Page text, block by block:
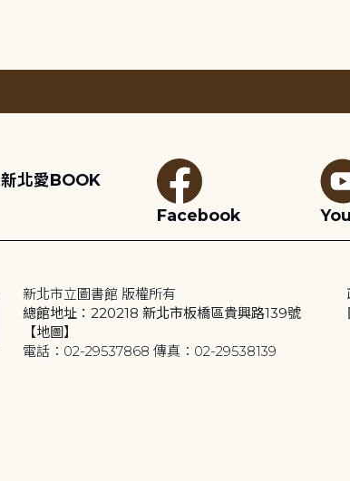
新北愛BOOK
Facebook
新北市立圖書館 版權所有
總館地址：220218 新北市板橋區貴興路139號
【地圖】
電話：02-29537868 傳真：02-29538139